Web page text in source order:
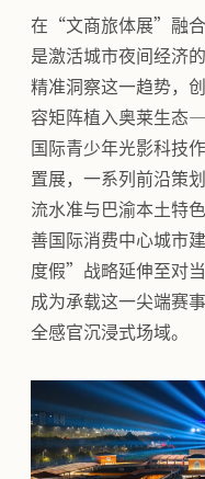
在“文商旅体展”融合
是激活城市夜间经济
精准洞察这一趋势，
容矩阵植入奥莱生态
国际青少年光影科技
置展，一系列前沿策
流水准与巴渝本土特
善国际消费中心城市
度假”战略延伸至对
成为承载这一尖端赛
全感官沉浸式场域。